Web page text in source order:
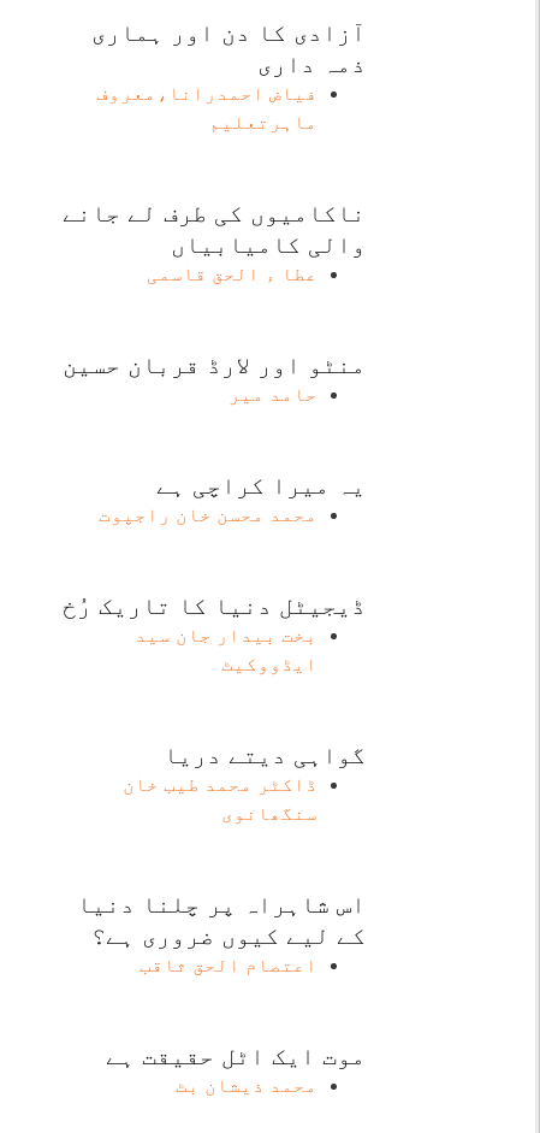
آزادی کا دن اور ہماری
ذمہ داری
فیاض احمدرانا،معروف
ماہرتعلیم
ناکامیوں کی طرف لے جانے
والی کامیابیاں
عطا ء الحق قاسمی
منٹو اور لارڈ قربان حسین
حامد میر
یہ میرا کراچی ہے
محمد محسن خان راجپوت
ڈیجیٹل دنیا کا تاریک رُخ
بخت بیدار جان سید
ایڈووکیٹ
گواہی دیتے دریا
ڈاکٹر محمد طیب خان
سنگھانوی
اس شاہراہ پر چلنا دنیا
کے لیے کیوں ضروری ہے؟
اعتصام الحق ثاقب
موت ایک اٹل حقیقت ہے
محمد ذیشان بٹ